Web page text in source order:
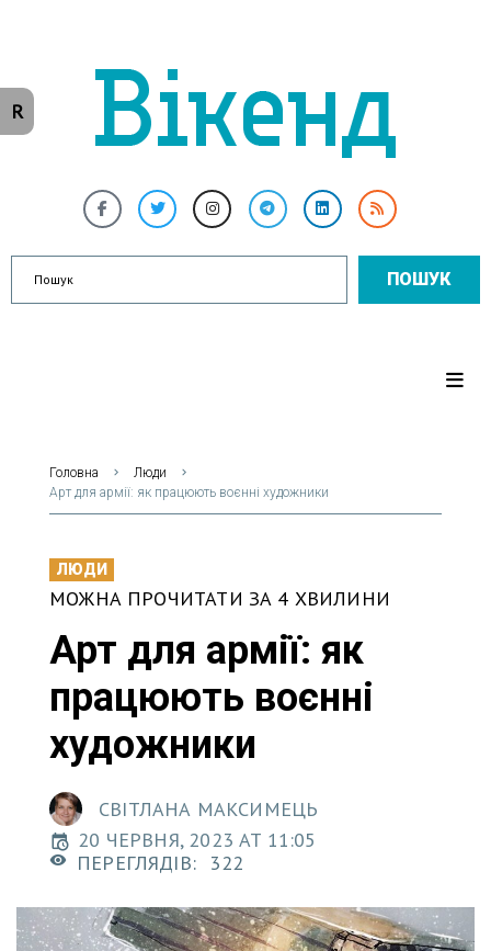
ПОШУК
Головна
Люди
Арт для армії: як працюють воєнні художники
ЛЮДИ
МОЖНА ПРОЧИТАТИ ЗА 4 ХВИЛИНИ
Арт для армії: як
працюють воєнні
художники
СВІТЛАНА МАКСИМЕЦЬ
20 ЧЕРВНЯ, 2023 AT 11:05
ПЕРЕГЛЯДІВ:
322
R